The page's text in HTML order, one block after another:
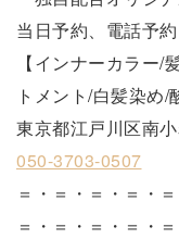
当日予約、電話予
【インナーカラー/
トメント/白髪染め/
東京都江戸川区南
050-3703-0507
＝・＝・＝・＝・
＝・＝・＝・＝・